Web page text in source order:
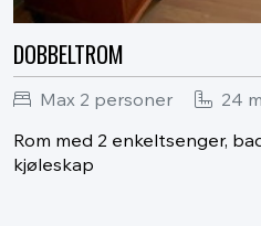
DOBBELTROM
Max 2 personer
24
Rom med 2 enkeltsenger,
kjøleskap